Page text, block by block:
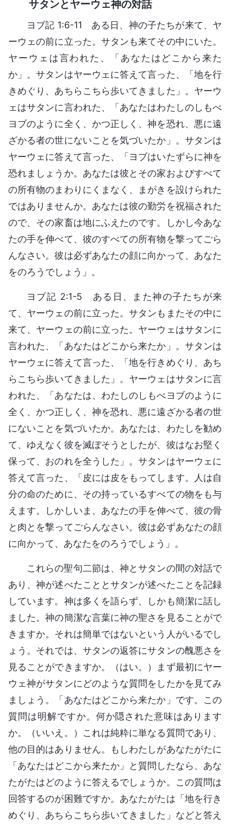
サタンとヤーウェ神の対話
ヨブ記 1:6-11 ある日、神の子たちが来て、ヤ
ーウェの前に立った。サタンも来てその中にいた。
ヤーウェは言われた、「あなたはどこから来た
か」。サタンはヤーウェに答えて言った、「地を行
きめぐり、あちらこちら歩いてきました」。ヤーウ
ェはサタンに言われた、「あなたはわたしのしもべ
ヨブのように全く、かつ正しく、神を恐れ、悪に遠
ざかる者の世にないことを気づいたか」。サタンは
ヤーウェに答えて言った、「ヨブはいたずらに神を
恐れましょうか。あなたは彼とその家およびすべて
の所有物のまわりにくまなく、まがきを設けられた
ではありませんか。あなたは彼の勤労を祝福された
ので、その家畜は地にふえたのです。しかし今あな
たの手を伸べて、彼のすべての所有物を撃ってごら
んなさい。彼は必ずあなたの顔に向かって、あなた
をのろうでしょう」。
ヨブ記 2:1-5 ある日、また神の子たちが来
て、ヤーウェの前に立った。サタンもまたその中に
来て、ヤーウェの前に立った。ヤーウェはサタンに
言われた、「あなたはどこから来たか」。サタンは
ヤーウェに答えて言った、「地を行きめぐり、あち
らこちら歩いてきました」。ヤーウェはサタンに言
われた、「あなたは、わたしのしもべヨブのように
全く、かつ正しく、神を恐れ、悪に遠ざかる者の世
にないことを気づいたか。あなたは、わたしを勧め
て、ゆえなく彼を滅ぼそうとしたが、彼はなお堅く
保って、おのれを全うした」。サタンはヤーウェに
答えて言った、「皮には皮をもってします。人は自
分の命のために、その持っているすべての物をも与
えます。しかしいま、あなたの手を伸べて、彼の骨
と肉とを撃ってごらんなさい。彼は必ずあなたの顔
に向かって、あなたをのろうでしょう」。
これらの聖句二節は、神とサタンの間の対話で
あり、神が述べたこととサタンが述べたことを記録
しています。神は多くを語らず、しかも簡潔に話し
ました。神の簡潔な言葉に神の聖さを見ることがで
きますか。それは簡単ではないという人がいるでし
ょう。それでは、サタンの返答にサタンの醜悪さを
見ることができますか。（はい。）まず最初にヤー
ウェ神がサタンにどのような質問をしたかを見てみ
ましょう。「あなたはどこから来たか」です。この
質問は明解ですか。何か隠された意味はあります
か。（いいえ。）これは純粋に単なる質問であり、
他の目的はありません。もしわたしがあなたがたに
「あなたはどこから来たか」と質問したなら、あな
たがたはどのように答えるでしょうか。この質問は
回答するのが困難ですか。あなたがたは「地を行き
めぐり、あちらこちら歩いてきました」などと答え